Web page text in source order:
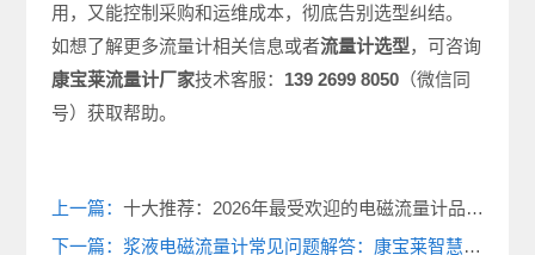
用，又能控制采购和运维成本，彻底告别选型纠结。
如想了解更多流量计相关信息或者流量计选型，可咨询
康宝莱流量计厂家技术客服： 139 2699 8050（微信同
号）获取帮助。
上一篇： 十大推荐：2026年最受欢迎的电磁流量计品牌排行榜TOP10
下一篇：浆液电磁流量计常见问题解答：康宝莱智慧水务 专家帮您快速解决困惑